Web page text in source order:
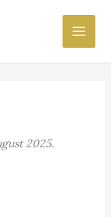
Main
2025.